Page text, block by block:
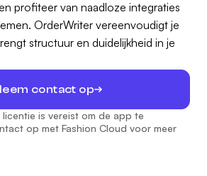
profiteer van naadloze integraties
OrderWriter vereenvoudigt je
structuur en duidelijkheid in je
contact op
is vereist om de app te
op met Fashion Cloud voor meer